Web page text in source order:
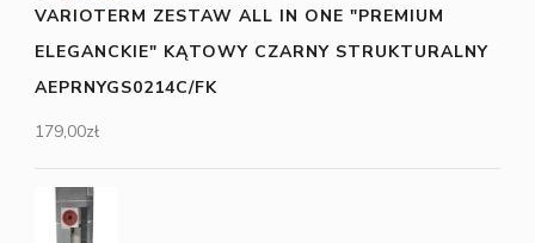
VARIOTERM ZESTAW ALL IN ONE "PREMIUM
ELEGANCKIE" KĄTOWY CZARNY STRUKTURALNY
AEPRNYGS0214C/FK
179,00zł